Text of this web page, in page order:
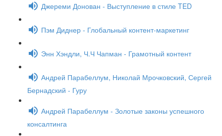
Джереми Донован - Выступление в стиле TED
Пэм Диднер - Глобальный контент-маркетинг
Энн Хэндли, Ч.Ч Чапман - Грамотный контент
Андрей Парабеллум, Николай Мрочковский, Сергей
Бернадский - Гуру
Андрей Парабеллум - Золотые законы успешного
консалтинга